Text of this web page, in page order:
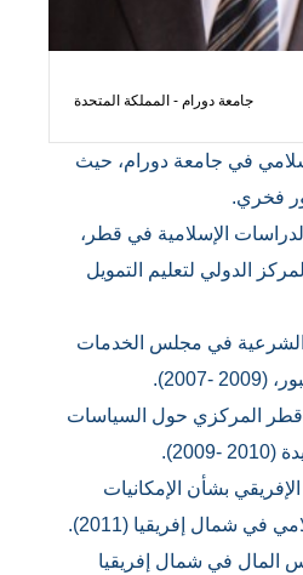
جامعة دورام - المملكة المتحدة
في جامعة دورام، حيث
فخري.
الإسلامية في قطر،
الدولي لتعليم التمويل
في مجلس الخدمات
-2007).
المركزي حول السياسات
بشأن الإمكانيات
في شمال إفريقيا (2011).
المال في شمال إفريقيا